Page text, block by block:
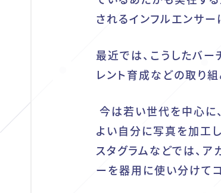
されるインフルエンサー
最近では、 こうしたバー
レント育成などの取り
今は若い世代を中心に
よい自分に写真を加工
スタグラムなどでは、
ーを器用に使い分けて